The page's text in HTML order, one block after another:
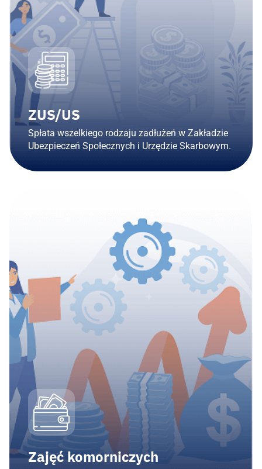
ZUS/US​
Spłata wszelkiego rodzaju zadłużeń w Zakładzie
Ubezpieczeń Społecznych i Urzędzie Skarbowym.​
Zajęć komorniczych